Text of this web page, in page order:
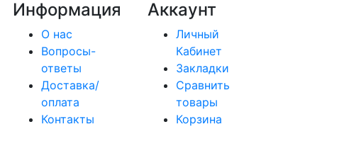
Информация
О нас
Вопросы-
ответы
Доставка/
оплата
Контакты
Аккаунт
Личный
Кабинет
Закладки
Сравнить
товары
Корзина